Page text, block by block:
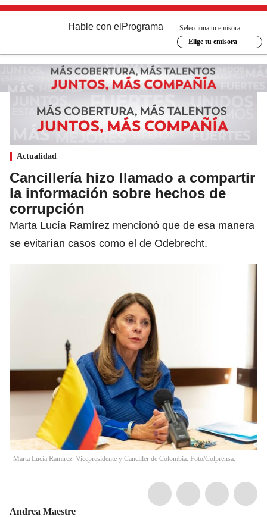
Hable con el Programa
Selecciona tu emisora
Elige tu emisora
Actualidad
Cancillería hizo llamado a compartir
la información sobre hechos de
corrupción
Marta Lucía Ramírez mencionó que de esa manera
se evitarían casos como el de Odebrecht.
Marta Lucía Ramírez. Vicepresidente y Canciller de Colombia. Foto/Colprensa.
Andrea Maestre